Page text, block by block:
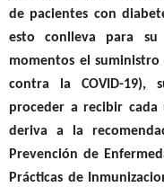
de pacientes con
esto conlleva para
momentos el
contra la COVID-19),
proceder a recibir cada
deriva a la
Prevención de
Prácticas de